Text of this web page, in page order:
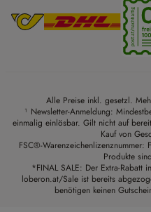
Alle Preise inkl. gesetzl.
¹ Newsletter-Anmeldung:
einmalig einlösbar. Gilt nicht auf
Kauf von
FSC®-Warenzeichenlizenznummer:
Produkte
*FINAL SALE: Der Extra-Rabatt
loberon.at/Sale ist bereits
benötigen keinen